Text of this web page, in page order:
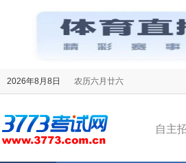
2026年8月8日 农历六月廿六
自主